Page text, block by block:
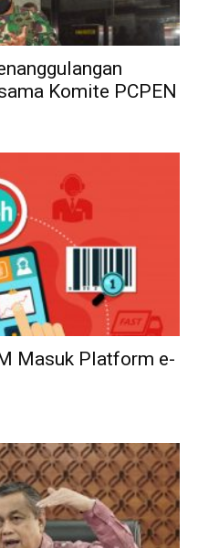
Komite PCPEN
Masuk Platform e-